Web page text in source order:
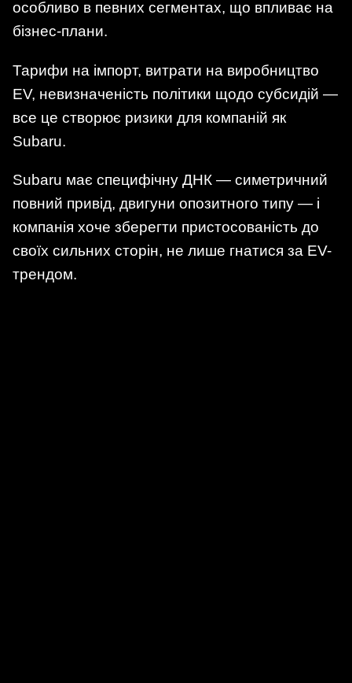
особливо в певних сегментах, що впливає на
бізнес-плани.
Тарифи на імпорт, витрати на виробництво
EV, невизначеність політики щодо субсидій —
все це створює ризики для компаній як
Subaru.
Subaru має специфічну ДНК — симетричний
повний привід, двигуни опозитного типу — і
компанія хоче зберегти пристосованість до
своїх сильних сторін, не лише гнатися за EV-
трендом.